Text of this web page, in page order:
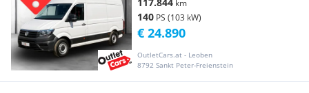
km
140 PS (103 kW)
OutletCars.at - Leoben
8792 Sankt Peter-Freienstein
€ 24.890